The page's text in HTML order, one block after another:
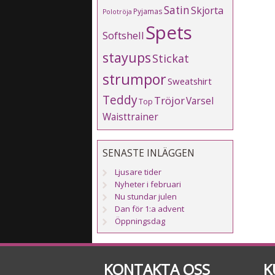
Polotröja PyjamasSatinSkjorta
Softshell Spets
stayupsStickat
strumporSweatshirt
TeddyTop TröjorVarsel
Waisttrainer
SENASTE INLÄGGEN
Ljusare tider
Nyheter i februari
Nu stundar julen
Dan för 1:a advent
Öppningsdag
KONTAKTA OSS